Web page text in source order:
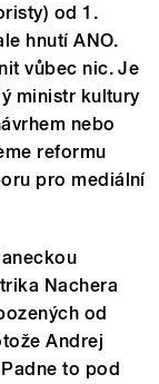
od 1.
hnutí ANO.
vůbec nic. Je
ministr kultury
nebo
reformu
pro mediální
Nachera
od
Andrej
to pod